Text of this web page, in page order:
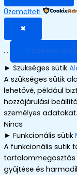
Üzemelteti
✖
... TÖBB
► Szükséges sütik
A szükséges sütik
lehetővé, például
hozzájárulási
személyes adatokat.
Nincs
► Funkcionális sütik
A funkcionális sütik
tartalommegosztás
gyűjtése és